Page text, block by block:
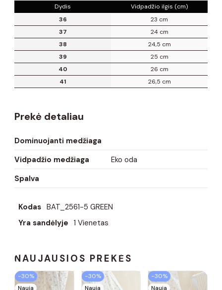
Dydis
Vidpadžio ilgis (cm)
36
23 cm
37
24 cm
38
24,5 cm
39
25 cm
40
26 cm
41
26,5 cm
Prekė detaliau
Dominuojanti medžiaga
Vidpadžio medžiaga
Eko oda
Spalva
Kodas BAT_2561-5 GREEN
Yra sandėlyje 1 Vienetas
NAUJAUSIOS PREKĖS
−30%
Nauja
−30%
Nauja
−30%
Nauja